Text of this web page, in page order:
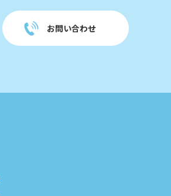
お問い合わせ